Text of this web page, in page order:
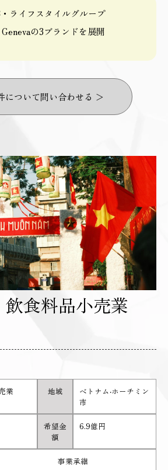
ライフスタイルグループ
の3ブランドを展開
について問い合わせる ＞
食料品小売業
業 地域
ベトナム‧ホーチミン
市
希望金
額
6.9億円
事業承継